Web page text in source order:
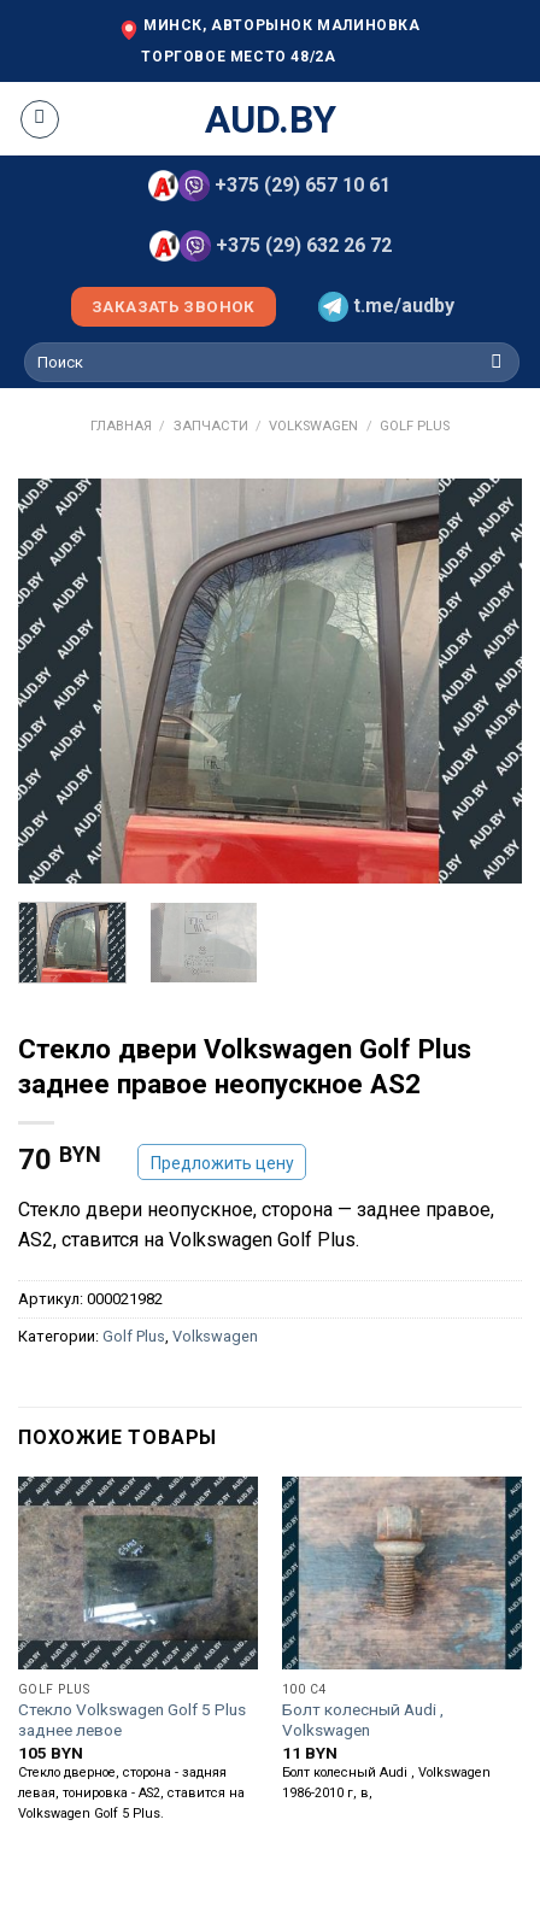
МИНСК, АВТОРЫНОК МАЛИНОВКА
ТОРГОВОЕ МЕСТО 48/2А
AUD.BY
+375 (29) 657 10 61
+375 (29) 632 26 72
ЗАКАЗАТЬ ЗВОНОК t.me/audby
Искать:
ГЛАВНАЯ / ЗАПЧАСТИ / VOLKSWAGEN / GOLF PLUS
Стекло двери Volkswagen Golf Plus
заднее правое неопускное AS2
70 BYN Предложить цену
Стекло двери неопускное, сторона — заднее правое,
AS2, ставится на Volkswagen Golf Plus.
Артикул: 000021982
Категории: Golf Plus Volkswagen
ПОХОЖИЕ ТОВАРЫ
GOLF PLUS
Стекло Volkswagen Golf 5 Plus
заднее левое
105 BYN
Стекло дверное, сторона - задняя
левая, тонировка - AS2, ставится на
Volkswagen Golf 5 Plus.
100 C4
Болт колесный Audi ,
Volkswagen
11 BYN
Болт колесный Audi , Volkswagen
1986-2010 г, в,